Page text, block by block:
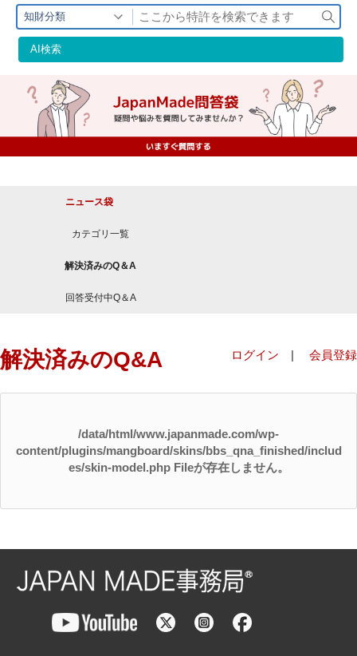
知財分類
検
索
AI検索
ニュース袋
カテゴリ一覧
解決済みのQ＆A
回答受付中Q＆A
解決済みのQ&A ログイン | 会員登録
/data/html/www.japanmade.com/wp-
content/plugins/mangboard/skins/bbs_qna_finished/includ
es/skin-model.php Fileが存在しません。